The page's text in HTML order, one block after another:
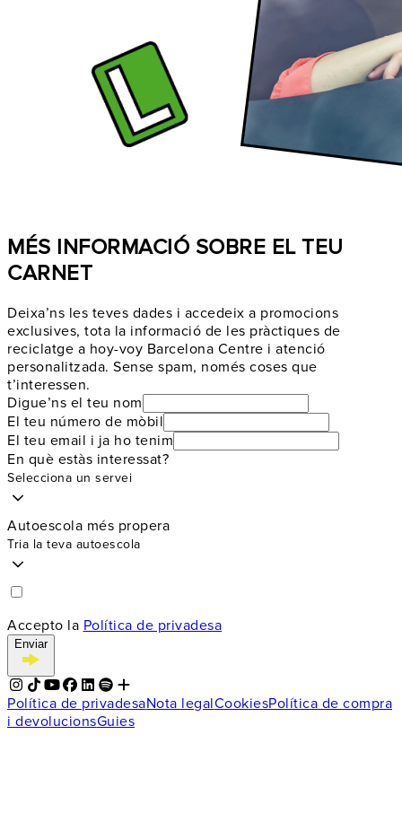
MÉS INFORMACIÓ SOBRE EL TEU
CARNET
Deixa’ns les teves dades i accedeix a promocions
exclusives, tota la informació de les pràctiques de
reciclatge a hoy-voy Barcelona Centre i atenció
personalitzada. Sense spam, només coses que
t’interessen.
Digue’ns el teu nom
El teu número de mòbil
El teu email i ja ho tenim
En què estàs interessat?
Selecciona un servei
Autoescola més propera
Tria la teva autoescola
Accepto la Política de privadesa
Enviar
Política de privadesaNota legalCookiesPolítica de compra
i devolucionsGuies